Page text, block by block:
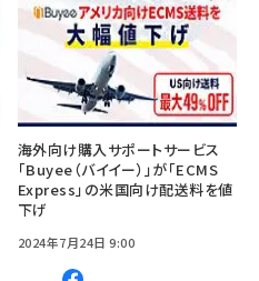
海外向け購入サポートサービス
「Buyee（バイイー）」が「ECMS
Express」の米国向け配送料を値
下げ
2024年7月24日 9:00